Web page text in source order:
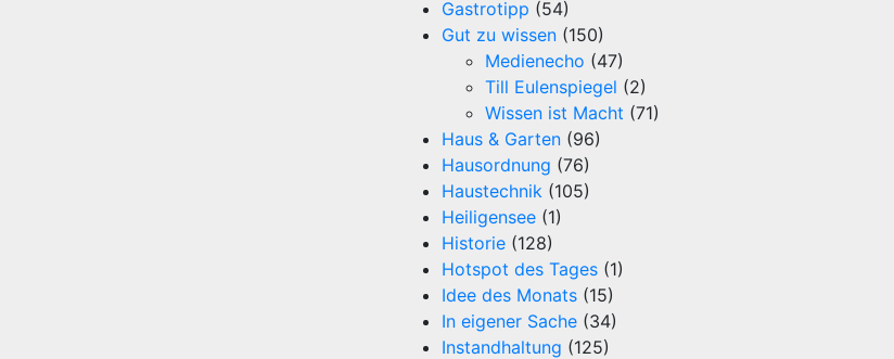
Gastrotipp (54)
Gut zu wissen (150)
Medienecho (47)
Till Eulenspiegel (2)
Wissen ist Macht (71)
Haus & Garten (96)
Hausordnung (76)
Haustechnik (105)
Heiligensee (1)
Historie (128)
Hotspot des Tages (1)
Idee des Monats (15)
In eigener Sache (34)
Instandhaltung (125)